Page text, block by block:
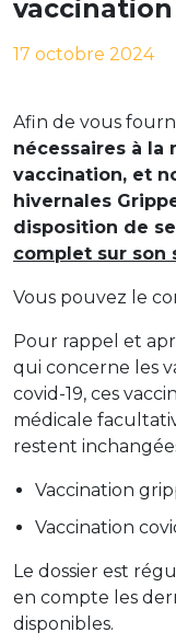
vaccination
17 octobre 2024
Afin de vous
nécessaires à
vaccination, et
hivernales
disposition de
complet sur son
Vous pouvez le
Pour rappel et
qui concerne les
covid-19, ces
médicale
restent
Vaccination
Vaccination
Le dossier est
en compte les
disponibles.